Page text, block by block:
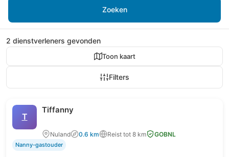
Zoeken
2 dienstverleners gevonden
Toon kaart
Filters
T
Tiffanny
Nuland 0.6 km Reist tot 8 km GOBNL
Nanny-gastouder